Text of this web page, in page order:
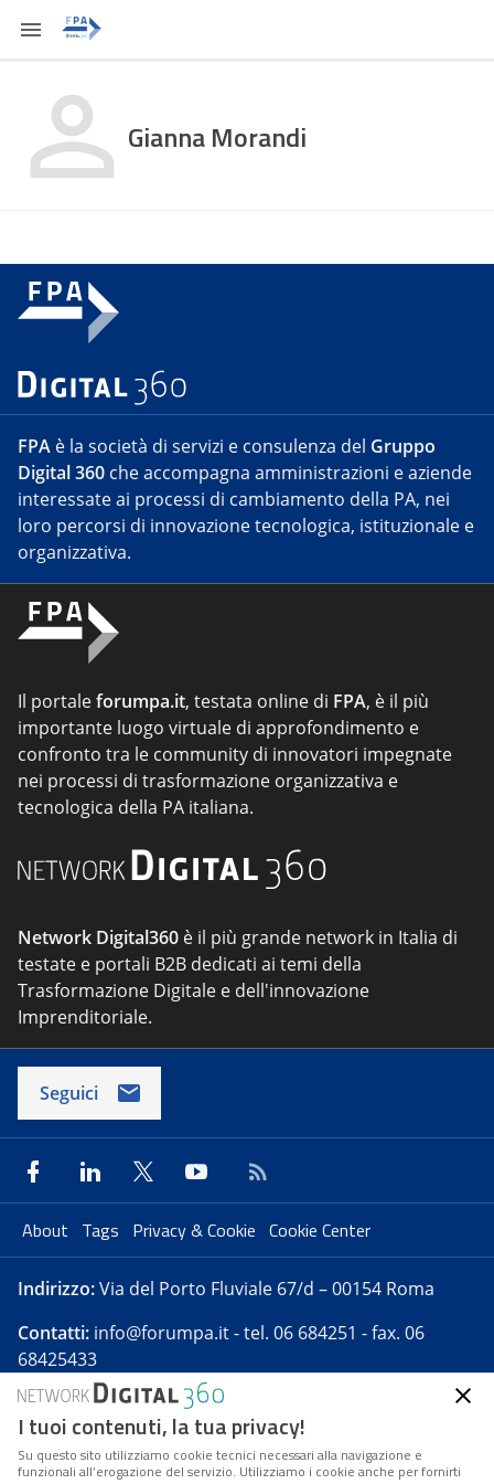
Gianna Morandi
FPA è la società di servizi e consulenza del Gruppo
Digital 360 che accompagna amministrazioni e aziende
interessate ai processi di cambiamento della PA, nei
loro percorsi di innovazione tecnologica, istituzionale e
organizzativa.
Il portaleforumpa.it, testata online di FPA, è il più
importante luogo virtuale di approfondimento e
confronto tra le community di innovatori impegnate
nei processi di trasformazione organizzativa e
tecnologica della PA italiana.
Network Digital360 è il più grande network in Italia di
testate e portali B2B dedicati ai temi della
Trasformazione Digitale e dell'innovazione
Imprenditoriale.
Seguici
About Tags Privacy & Cookie Cookie Center
Indirizzo:Via del Porto Fluviale 67/d – 00154 Roma
Contatti: info@forumpa.it- tel. 06 684251 - fax. 06
68425433
Forumpa.itè una pubblicazione telematica iscritta
presso Registro della stampa del Tribunale di Roma -
Reg. n. 182 del 2 maggio 2008 - Direttore resp. Michela
I tuoi contenuti, la tua privacy!
Su questo sito utilizziamo cookie tecnici necessari alla navigazione e
funzionali all’erogazione del servizio. Utilizziamo i cookie anche per fornirti